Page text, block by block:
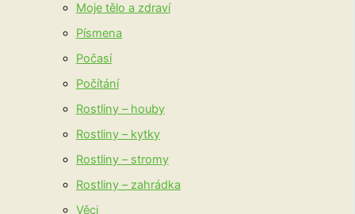
Moje tělo a zdraví
Písmena
Počasí
Počítání
Rostliny – houby
Rostliny – kytky
Rostliny – stromy
Rostliny – zahrádka
Věci